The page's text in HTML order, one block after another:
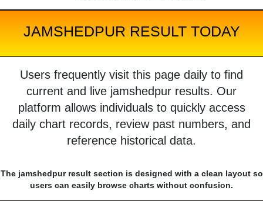
JAMSHEDPUR RESULT TODAY
Users frequently visit this page daily to find
current and live jamshedpur results. Our
platform allows individuals to quickly access
daily chart records, review past numbers, and
reference historical data.
The jamshedpur result section is designed with a clean layout so
users can easily browse charts without confusion.